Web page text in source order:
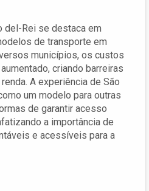
del-Rei se destaca em
de transporte em
municípios, os custos
criando barreiras
A experiência de São
um modelo para outras
de garantir acesso
a importância de
e acessíveis para a